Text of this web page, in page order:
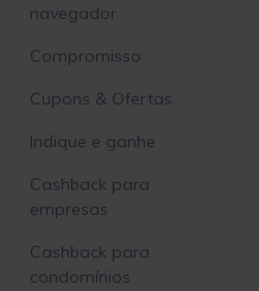
navegador
Compromisso
Cupons & Ofertas
Indique e ganhe
Cashback para
empresas
Cashback para
condomínios